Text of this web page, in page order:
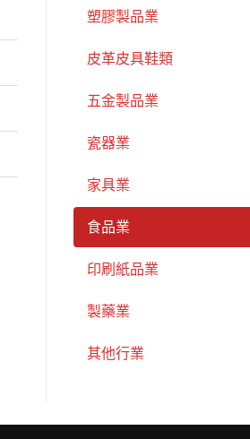
塑膠製品業
皮革皮具鞋類
五金製品業
瓷器業
家具業
食品業
印刷紙品業
製藥業
其他行業